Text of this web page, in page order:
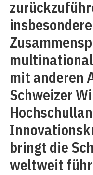
mit anderen
Schweizer
bringt die
weltweit